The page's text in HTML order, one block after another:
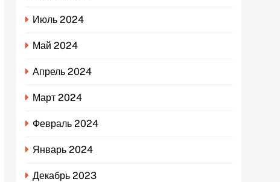
Июль 2024
Май 2024
Апрель 2024
Март 2024
Февраль 2024
Январь 2024
Декабрь 2023